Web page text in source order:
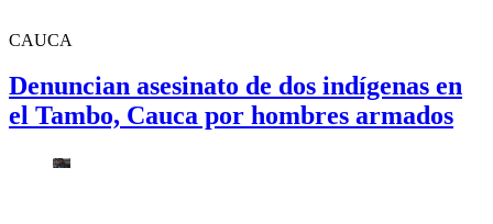
CAUCA
Denuncian asesinato de dos indígenas en
el Tambo, Cauca por hombres armados